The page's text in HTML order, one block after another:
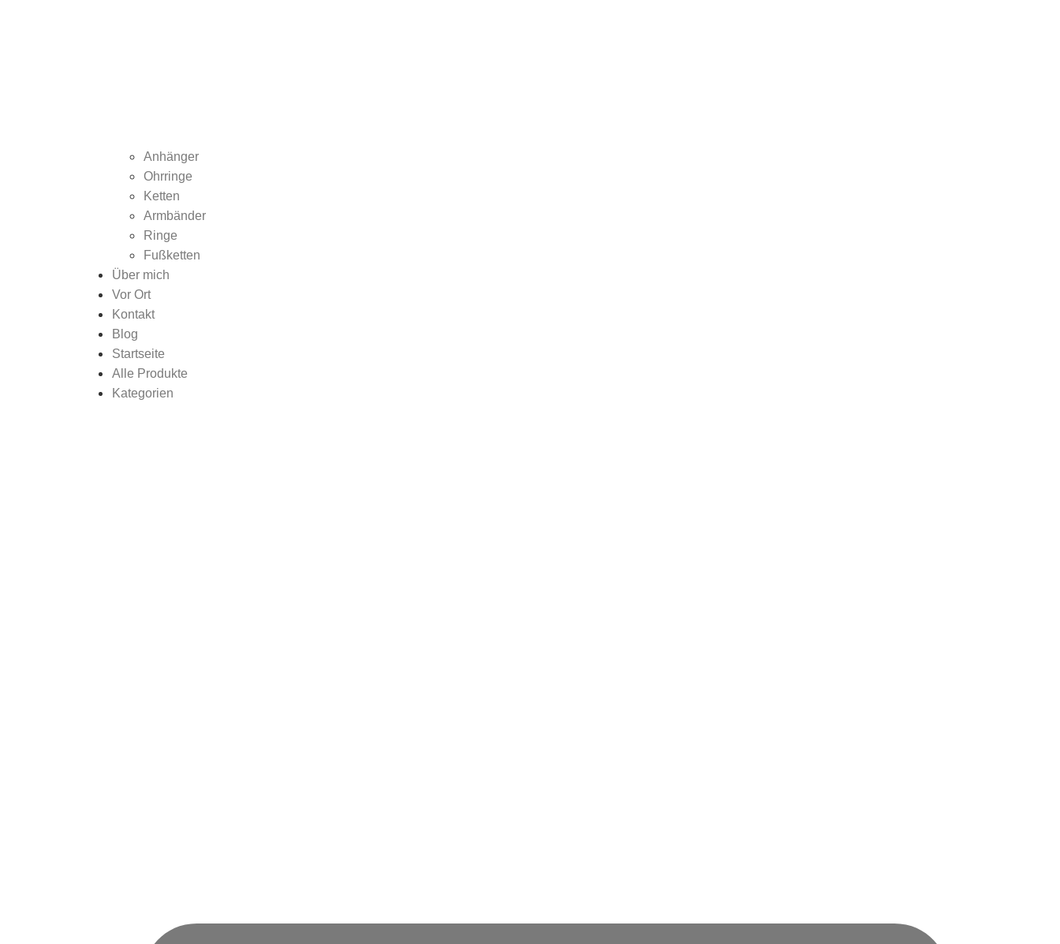
Anhänger
Ohrringe
Ketten
Armbänder
Ringe
Fußketten
Über mich
Vor Ort
Kontakt
Blog
Startseite
Alle Produkte
Kategorien